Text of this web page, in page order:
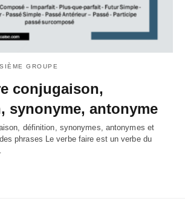
GROUPE
conjugaison,
synonyme, antonyme
définition, synonymes, antonymes et
phrases Le verbe faire est un verbe du